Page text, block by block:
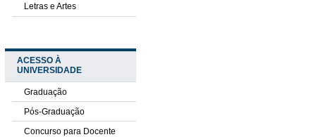
Letras e Artes
ACESSO À
UNIVERSIDADE
Graduação
Pós-Graduação
Concurso para Docente